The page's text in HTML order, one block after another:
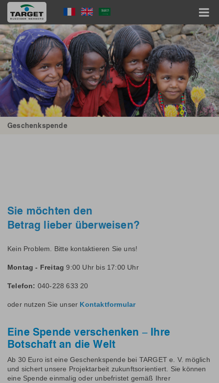
Direkt
zum
Inhalt
Language
Menu
Hauptnavigation
Geschenkspende
Sie möchten den
Betrag lieber überweisen?
Kein Problem. Bitte kontaktieren Sie uns!
Montag - Freitag 9:00 Uhr bis 17:00 Uhr
Telefon: 040-228 633 20
oder nutzen Sie unser Kontaktformular
Eine Spende verschenken – Ihre
Botschaft an die Welt
Ab 30 Euro ist eine Geschenkspende bei TARGET e. V. möglich
und sichert unsere Projektarbeit zukunftsorientiert. Sie können
eine Spende einmalig oder unbefristet gemäß Ihrer